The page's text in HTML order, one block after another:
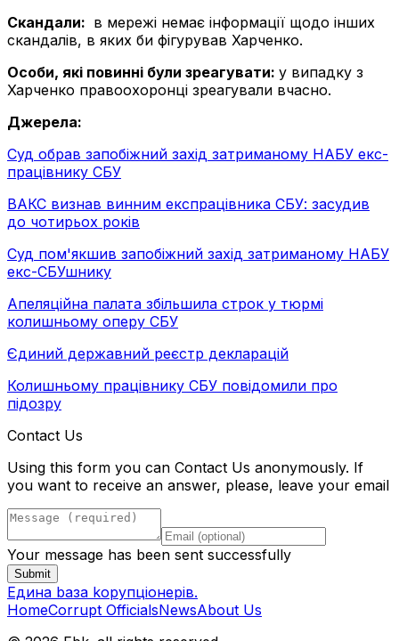
Скандали: в мережі немає інформації щодо інших
скандалів, в яких би фігурував Харченко.
Особи, які повинні були зреагувати: у випадку з
Харченко правоохоронці зреагували вчасно.
Джерела:
Суд обрав запобіжний захід затриманому НАБУ екс-
працівнику СБУ
ВАКС визнав винним експрацівника СБУ: засудив
до чотирьох років
Суд пом'якшив запобіжний захід затриманому НАБУ
екс-СБУшнику
Апеляційна палата збільшила строк у тюрмі
колишньому оперу СБУ
Єдиний державний реєстр декларацій
Колишньому працівнику СБУ повідомили про
підозру
Contact Us
Using this form you can Contact Us anonymously. If
you want to receive an answer, please, leave your email
Your message has been sent successfully
Submit
Eдина bаза kорупціонерів.
HomeCorrupt OfficialsNewsAbout Us